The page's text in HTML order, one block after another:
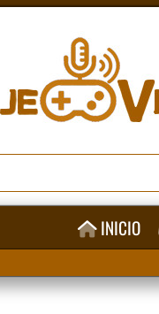
INICIO